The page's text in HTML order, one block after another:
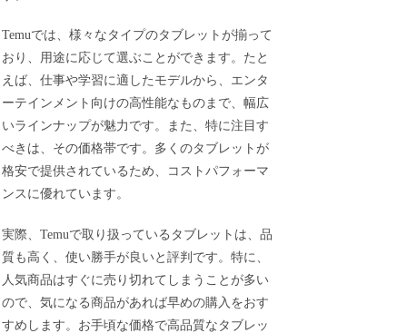
Temuでは、様々なタイプのタブレットが揃って
おり、用途に応じて選ぶことができます。たと
えば、仕事や学習に適したモデルから、エンタ
ーテインメント向けの高性能なものまで、幅広
いラインナップが魅力です。また、特に注目す
べきは、その価格帯です。多くのタブレットが
格安で提供されているため、コストパフォーマ
ンスに優れています。
実際、Temuで取り扱っているタブレットは、品
質も高く、使い勝手が良いと評判です。特に、
人気商品はすぐに売り切れてしまうことが多い
ので、気になる商品があれば早めの購入をおす
すめします。お手頃な価格で高品質なタブレッ